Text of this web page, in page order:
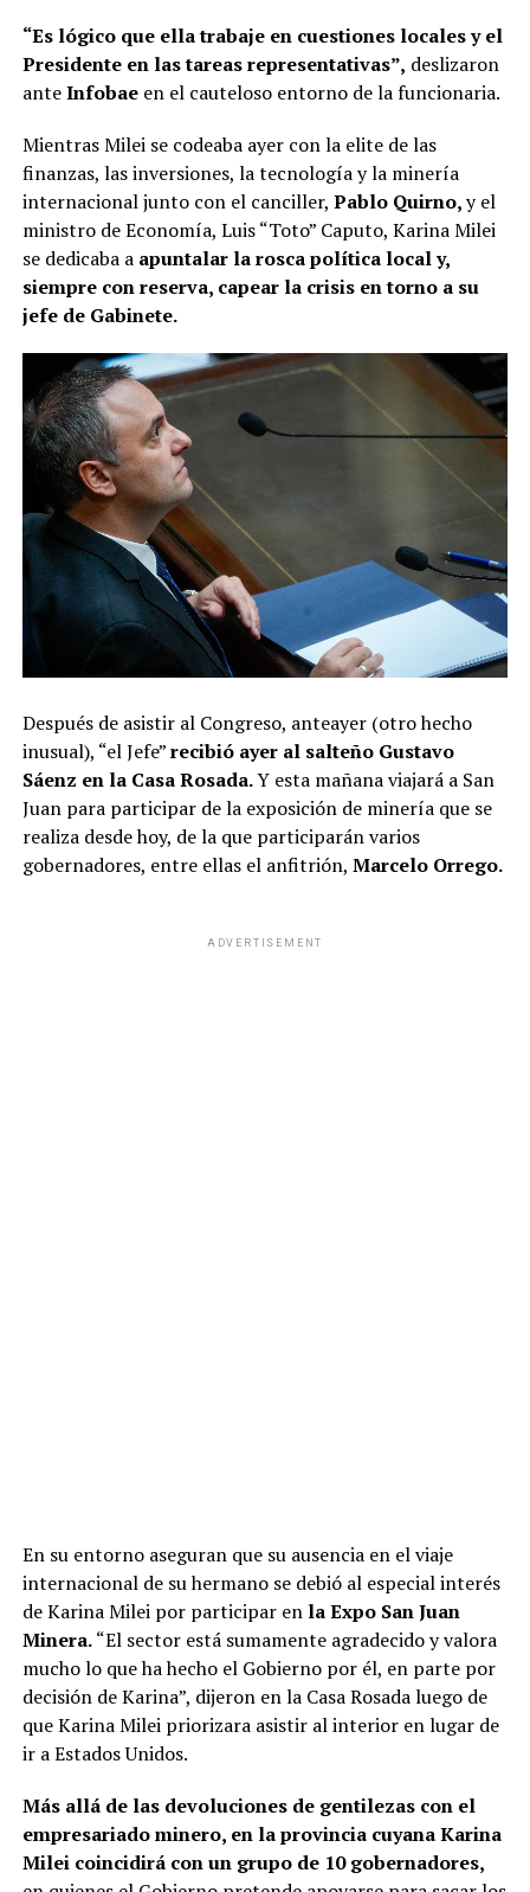
“Es lógico que ella trabaje en cuestiones locales y el
Presidente en las tareas representativas”, deslizaron
anteInfobaeen el cauteloso entorno de la funcionaria.
Mientras Milei se codeaba ayer con la elite de las
finanzas, las inversiones, la tecnología y la minería
internacional junto con el canciller, Pablo Quirno,y el
ministro de Economía, Luis “Toto” Caputo, Karina Milei
se dedicaba a apuntalar la rosca política local y,
siempre con reserva, capear la crisis en torno a su
jefe de Gabinete.
Después de asistir al Congreso, anteayer (otro hecho
inusual), “el Jefe”recibió ayer al salteño Gustavo
Sáenz en la Casa Rosada.Y esta mañana viajará a San
Juan para participar de la exposición de minería que se
realiza desde hoy, de la que participarán varios
gobernadores, entre ellas el anfitrión, Marcelo Orrego.
ADVERTISEMENT
En su entorno aseguran que su ausencia en el viaje
internacional de su hermano se debió al especial interés
de Karina Milei por participar en la Expo San Juan
Minera.“El sector está sumamente agradecido y valora
mucho lo que ha hecho el Gobierno por él, en parte por
decisión de Karina”, dijeron en la Casa Rosada luego de
que Karina Milei priorizara asistir al interior en lugar de
ir a Estados Unidos.
Más allá de las devoluciones de gentilezas con el
empresariado minero, en la provincia cuyana Karina
Milei coincidirá con un grupo de 10 gobernadores,